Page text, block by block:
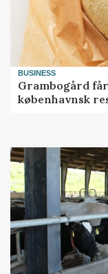
BUSINESS
Grambogård
københavnsk